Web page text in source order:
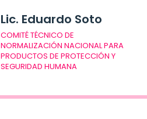
Lic. Eduardo Soto
COMITÉ TÉCNICO DE
NORMALIZACIÓN NACIONAL PARA
PRODUCTOS DE PROTECCIÓN Y
SEGURIDAD HUMANA